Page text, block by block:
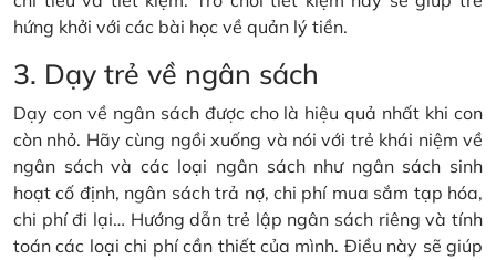
hứng khởi với các bài học về quản lý tiền.
3. Dạy trẻ về ngân sách
Dạy con về ngân sách được cho là hiệu quả nhất khi con
còn nhỏ. Hãy cùng ngồi xuống và nói với trẻ khái niệm về
ngân sách và các loại ngân sách như ngân sách sinh
hoạt cố định, ngân sách trả nợ, chi phí mua sắm tạp hóa,
chi phí đi lại… Hướng dẫn trẻ lập ngân sách riêng và tính
toán các loại chi phí cần thiết của mình. Điều này sẽ giúp